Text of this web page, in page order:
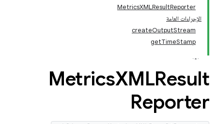
MetricsXMLResultReporter
الإجراءات العامة
createOutputStream
getTimeStamp
‫MetricsXMLResult
Reporter